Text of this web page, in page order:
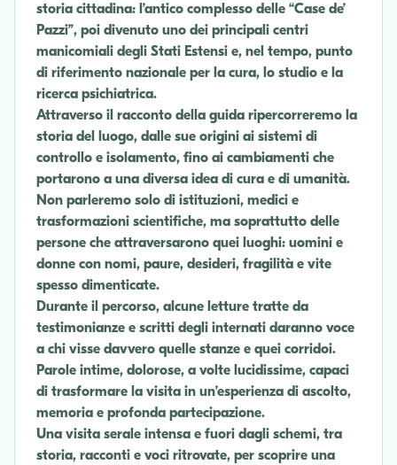
storia cittadina: l’antico complesso delle “Case de’
Pazzi”, poi divenuto uno dei principali centri
manicomiali degli Stati Estensi e, nel tempo, punto
di riferimento nazionale per la cura, lo studio e la
ricerca psichiatrica.
Attraverso il racconto della guida ripercorreremo la
storia del luogo, dalle sue origini ai sistemi di
controllo e isolamento, fino ai cambiamenti che
portarono a una diversa idea di cura e di umanità.
Non parleremo solo di istituzioni, medici e
trasformazioni scientifiche, ma soprattutto delle
persone che attraversarono quei luoghi: uomini e
donne con nomi, paure, desideri, fragilità e vite
spesso dimenticate.
Durante il percorso, alcune letture tratte da
testimonianze e scritti degli internati daranno voce
a chi visse davvero quelle stanze e quei corridoi.
Parole intime, dolorose, a volte lucidissime, capaci
di trasformare la visita in un’esperienza di ascolto,
memoria e profonda partecipazione.
Una visita serale intensa e fuori dagli schemi, tra
storia, racconti e voci ritrovate, per scoprire una